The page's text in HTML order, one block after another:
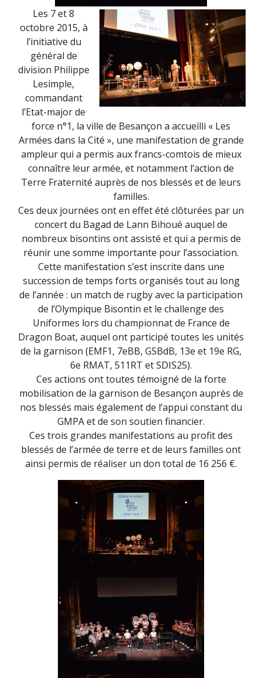
Les 7 et 8
octobre 2015, à
l’initiative du
général de
division Philippe
Lesimple,
commandant
l’Etat-major de
force n°1, la ville de Besançon a accueilli « Les
Armées dans la Cité », une manifestation de grande
ampleur qui a permis aux francs-comtois de mieux
connaître leur armée, et notamment l’action de
Terre Fraternité auprès de nos blessés et de leurs
familles.
Ces deux journées ont en effet été clôturées par un
concert du Bagad de Lann Bihoué auquel de
nombreux bisontins ont assisté et qui a permis de
réunir une somme importante pour l’association.
Cette manifestation s’est inscrite dans une
succession de temps forts organisés tout au long
de l’année : un match de rugby avec la participation
de l’Olympique Bisontin et le challenge des
Uniformes lors du championnat de France de
Dragon Boat, auquel ont participé toutes les unités
de la garnison (EMF1, 7eBB, GSBdB, 13e et 19e RG,
6e RMAT, 511RT et SDIS25).
Ces actions ont toutes témoigné de la forte
mobilisation de la garnison de Besançon auprès de
nos blessés mais également de l’appui constant du
GMPA et de son soutien financier.
Ces trois grandes manifestations au profit des
blessés de l’armée de terre et de leurs familles ont
ainsi permis de réaliser un don total de 16 256 €.